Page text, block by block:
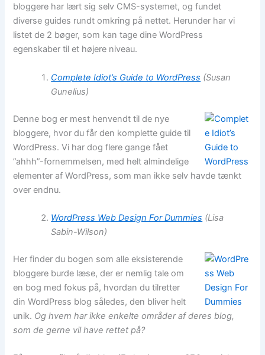
bloggere har lært sig selv CMS-systemet, og fundet
diverse guides rundt omkring på nettet. Herunder har vi
listet de 2 bøger, som kan tage dine WordPress
egenskaber til et højere niveau.
Complete Idiot’s Guide to WordPress (Susan
Gunelius)
Denne bog er mest henvendt til de nye
bloggere, hvor du får den komplette guide til
WordPress. Vi har dog flere gange fået
”ahhh”-fornemmelsen, med helt almindelige
elementer af WordPress, som man ikke selv havde tænkt
over endnu.
WordPress Web Design For Dummies (Lisa
Sabin-Wilson)
Her finder du bogen som alle eksisterende
bloggere burde læse, der er nemlig tale om
en bog med fokus på, hvordan du tilretter
din WordPress blog således, den bliver helt
unik. Og hvem har ikke enkelte områder af deres blog,
som de gerne vil have rettet på?